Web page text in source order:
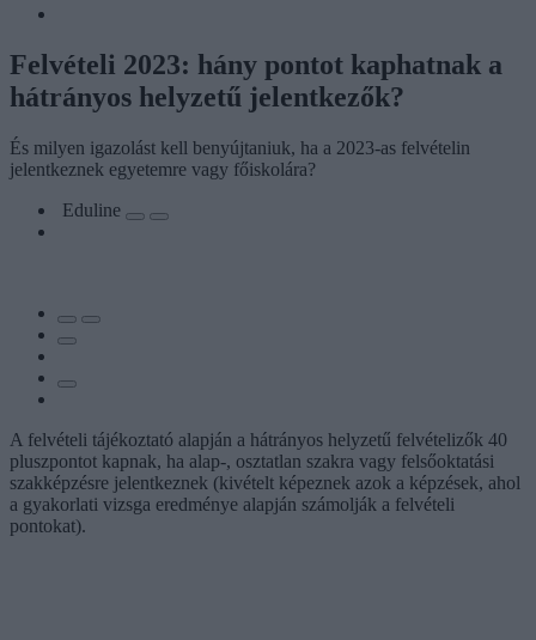
Felvételi 2023: hány pontot kaphatnak a
hátrányos helyzetű jelentkezők?
És milyen igazolást kell benyújtaniuk, ha a 2023-as felvételin
jelentkeznek egyetemre vagy főiskolára?
Eduline
A felvételi tájékoztató alapján a hátrányos helyzetű felvételizők 40
pluszpontot kapnak, ha alap-, osztatlan szakra vagy felsőoktatási
szakképzésre jelentkeznek (kivételt képeznek azok a képzések, ahol
a gyakorlati vizsga eredménye alapján számolják a felvételi
pontokat).